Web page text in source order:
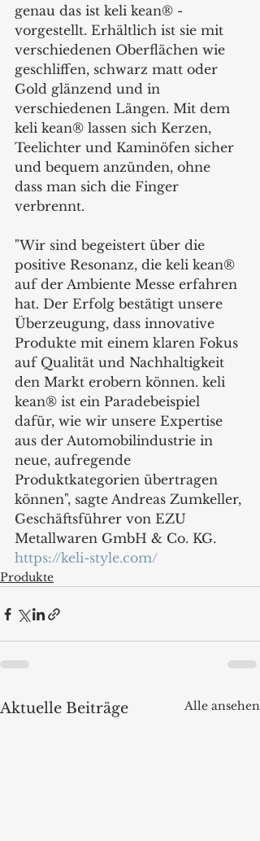
genau das ist keli kean® -
vorgestellt. Erhältlich ist sie mit
verschiedenen Oberflächen wie
geschliffen, schwarz matt oder
Gold glänzend und in
verschiedenen Längen. Mit dem
keli kean® lassen sich Kerzen,
Teelichter und Kaminöfen sicher
und bequem anzünden, ohne
dass man sich die Finger
verbrennt.
"Wir sind begeistert über die
positive Resonanz, die keli kean®
auf der Ambiente Messe erfahren
hat. Der Erfolg bestätigt unsere
Überzeugung, dass innovative
Produkte mit einem klaren Fokus
auf Qualität und Nachhaltigkeit
den Markt erobern können. keli
kean® ist ein Paradebeispiel
dafür, wie wir unsere Expertise
aus der Automobilindustrie in
neue, aufregende
Produktkategorien übertragen
können", sagte Andreas Zumkeller,
Geschäftsführer von EZU
Metallwaren GmbH & Co. KG.
https://keli-style.com/
Produkte
Aktuelle Beiträge Alle ansehen